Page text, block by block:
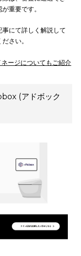
にご相談ください／
ロードす
に限りがあるため、ど
しまうことも少なくあ
広告で他社と差別化す